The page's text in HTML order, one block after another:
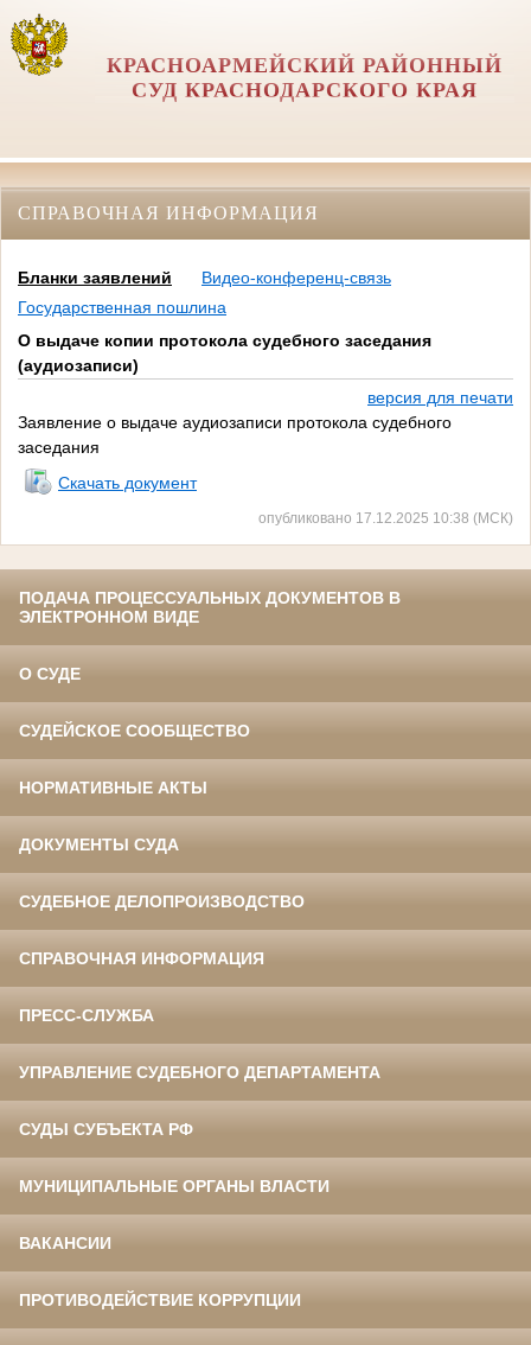
КРАСНОАРМЕЙСКИЙ РАЙОННЫЙ
СУД КРАСНОДАРСКОГО КРАЯ
СПРАВОЧНАЯ ИНФОРМАЦИЯ
Бланки заявлений
Видео-конференц-связь
Государственная пошлина
О выдаче копии протокола судебного заседания
(аудиозаписи)
версия для печати
Заявление о выдаче аудиозаписи протокола судебного
заседания
Скачать документ
опубликовано 17.12.2025 10:38 (МСК)
ПОДАЧА ПРОЦЕССУАЛЬНЫХ ДОКУМЕНТОВ В
ЭЛЕКТРОННОМ ВИДЕ
О СУДЕ
СУДЕЙСКОЕ СООБЩЕСТВО
НОРМАТИВНЫЕ АКТЫ
ДОКУМЕНТЫ СУДА
СУДЕБНОЕ ДЕЛОПРОИЗВОДСТВО
СПРАВОЧНАЯ ИНФОРМАЦИЯ
ПРЕСС-СЛУЖБА
УПРАВЛЕНИЕ СУДЕБНОГО ДЕПАРТАМЕНТА
СУДЫ СУБЪЕКТА РФ
МУНИЦИПАЛЬНЫЕ ОРГАНЫ ВЛАСТИ
ВАКАНСИИ
ПРОТИВОДЕЙСТВИЕ КОРРУПЦИИ